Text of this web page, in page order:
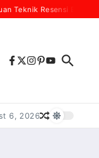
Teknik Resensi Buku
6, 2026